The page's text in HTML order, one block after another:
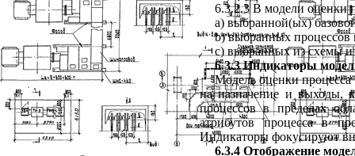
6.3.2.3В модели оценки
a) выбранной(ых)
b) выбранных процессов
c) выбранных из схемы
6.3.3Индикаторы
Модель оценки процесса
на назначение и выходы,
процессов в пределах
атрибутов
процесса в
Индикаторы фокусируют
6.3.4 Отображение